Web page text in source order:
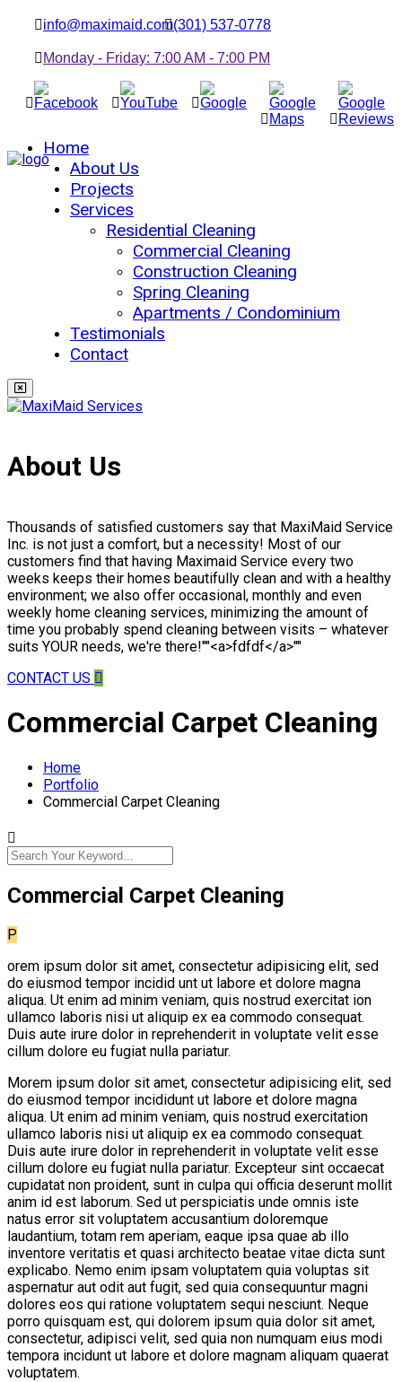
info@maximaid.com(301) 537-0778
Monday - Friday: 7:00 AM - 7:00 PM
Home
About Us
Projects
Services
Residential Cleaning
Commercial Cleaning
Construction Cleaning
Spring Cleaning
Apartments / Condominium
Testimonials
Contact
About Us
Thousands of satisfied customers say that MaxiMaid Service
Inc. is not just a comfort, but a necessity! Most of our
customers find that having Maximaid Service every two
weeks keeps their homes beautifully clean and with a healthy
environment; we also offer occasional, monthly and even
weekly home cleaning services, minimizing the amount of
time you probably spend cleaning between visits – whatever
suits YOUR needs, we're there!""<a>fdfdf</a>""
CONTACT US
Commercial Carpet Cleaning
Home
Portfolio
Commercial Carpet Cleaning
Commercial Carpet Cleaning
P
orem ipsum dolor sit amet, consectetur adipisicing elit, sed
do eiusmod tempor incidid unt ut labore et dolore magna
aliqua. Ut enim ad minim veniam, quis nostrud exercitat ion
ullamco laboris nisi ut aliquip ex ea commodo consequat.
Duis aute irure dolor in reprehenderit in voluptate velit esse
cillum dolore eu fugiat nulla pariatur.
Morem ipsum dolor sit amet, consectetur adipisicing elit, sed
do eiusmod tempor incididunt ut labore et dolore magna
aliqua. Ut enim ad minim veniam, quis nostrud exercitation
ullamco laboris nisi ut aliquip ex ea commodo consequat.
Duis aute irure dolor in reprehenderit in voluptate velit esse
cillum dolore eu fugiat nulla pariatur. Excepteur sint occaecat
cupidatat non proident, sunt in culpa qui officia deserunt mollit
anim id est laborum. Sed ut perspiciatis unde omnis iste
natus error sit voluptatem accusantium doloremque
laudantium, totam rem aperiam, eaque ipsa quae ab illo
inventore veritatis et quasi architecto beatae vitae dicta sunt
explicabo. Nemo enim ipsam voluptatem quia voluptas sit
aspernatur aut odit aut fugit, sed quia consequuntur magni
dolores eos qui ratione voluptatem sequi nesciunt. Neque
porro quisquam est, qui dolorem ipsum quia dolor sit amet,
consectetur, adipisci velit, sed quia non numquam eius modi
tempora incidunt ut labore et dolore magnam aliquam quaerat
voluptatem.